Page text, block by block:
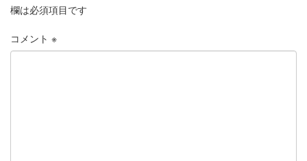
欄は必須項目です
コメント ※